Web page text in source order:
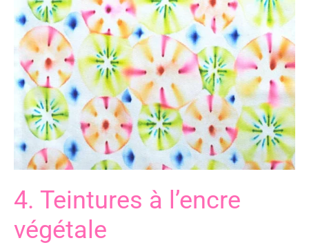
4. Teintures à l’encre
végétale